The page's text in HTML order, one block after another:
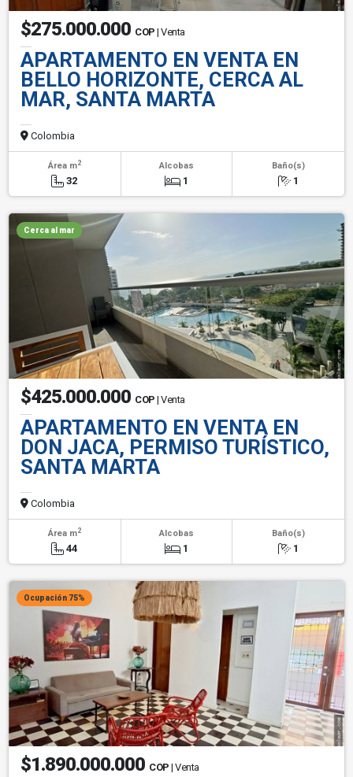
$275.000.000 COP | Venta
APARTAMENTO EN VENTA EN
BELLO HORIZONTE, CERCA AL
MAR, SANTA MARTA
Colombia
Área m2
32
Alcobas
1
Baño(s)
1
Cerca al mar
$425.000.000 COP | Venta
APARTAMENTO EN VENTA EN
DON JACA, PERMISO TURÍSTICO,
SANTA MARTA
Colombia
Área m2
44
Alcobas
1
Baño(s)
1
Ocupación 75%
$1.890.000.000 COP | Venta